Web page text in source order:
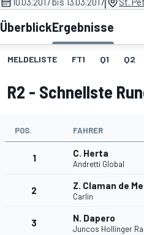
ÜberblickErgebnisse
MELDELISTE FT1 Q1 Q2
R2 - Schnellste
POS. FAHRER
1 C. Herta
Andretti Global
2 Z. Claman de
Carlin
3 N. Dapero
Juncos Hollinger